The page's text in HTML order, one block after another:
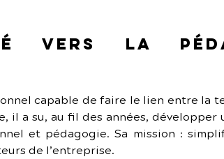
vers la
capable de faire le lien entre la
il a su, au fil des années,
et pédagogie. Sa mission :
de l’entreprise.